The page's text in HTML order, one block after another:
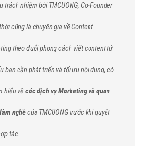
trách nhiệm bởi TMCUONG, Co-Founder
cũng là chuyên gia về Content
theo đuổi phong cách viết content tử
bạn cần phát triển và tối ưu nội dung, có
hiểu về các dịch vụ Marketing và quan
nghềcủa TMCUONG trước khi quyết
tác.